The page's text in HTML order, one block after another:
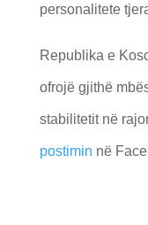
personalitete
Republika e
ofrojë gjithë
stabilitetit në
postimin në